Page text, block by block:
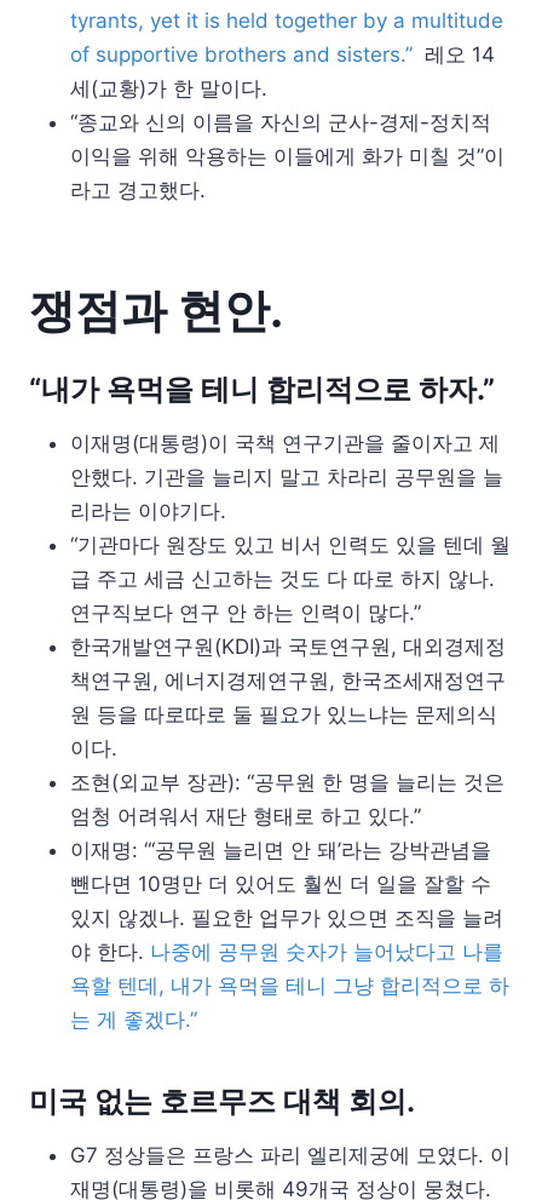
tyrants, yet it is held together by a multitude
of supportive brothers and sisters.” 레오 14
세(교황)가 한 말이다.
“종교와 신의 이름을 자신의 군사-경제-정치적
이익을 위해 악용하는 이들에게 화가 미칠 것”이
라고 경고했다.
쟁점과 현안.
“내가 욕먹을 테니 합리적으로 하자.”
이재명(대통령)이 국책 연구기관을 줄이자고 제
안했다. 기관을 늘리지 말고 차라리 공무원을 늘
리라는 이야기다.
“기관마다 원장도 있고 비서 인력도 있을 텐데 월
급 주고 세금 신고하는 것도 다 따로 하지 않나.
연구직보다 연구 안 하는 인력이 많다.”
한국개발연구원(KDI)과 국토연구원, 대외경제정
책연구원, 에너지경제연구원, 한국조세재정연구
원 등을 따로따로 둘 필요가 있느냐는 문제의식
이다.
조현(외교부 장관): “공무원 한 명을 늘리는 것은
엄청 어려워서 재단 형태로 하고 있다.”
이재명: “‘공무원 늘리면 안 돼’라는 강박관념을
뺀다면 10명만 더 있어도 훨씬 더 일을 잘할 수
있지 않겠나. 필요한 업무가 있으면 조직을 늘려
야 한다. 나중에 공무원 숫자가 늘어났다고 나를
욕할 텐데, 내가 욕먹을 테니 그냥 합리적으로 하
는 게 좋겠다.”
미국 없는 호르무즈 대책 회의.
G7 정상들은 프랑스 파리 엘리제궁에 모였다. 이
재명(대통령)을 비롯해 49개국 정상이 뭉쳤다.